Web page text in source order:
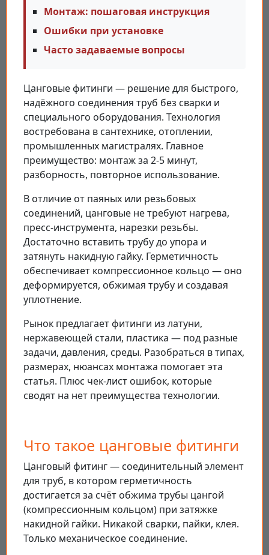
Монтаж: пошаговая инструкция
Ошибки при установке
Часто задаваемые вопросы
Цанговые фитинги — решение для быстрого,
надёжного соединения труб без сварки и
специального оборудования. Технология
востребована в сантехнике, отоплении,
промышленных магистралях. Главное
преимущество: монтаж за 2-5 минут,
разборность, повторное использование.
В отличие от паяных или резьбовых
соединений, цанговые не требуют нагрева,
пресс-инструмента, нарезки резьбы.
Достаточно вставить трубу до упора и
затянуть накидную гайку. Герметичность
обеспечивает компрессионное кольцо — оно
деформируется, обжимая трубу и создавая
уплотнение.
Рынок предлагает фитинги из латуни,
нержавеющей стали, пластика — под разные
задачи, давления, среды. Разобраться в типах,
размерах, нюансах монтажа помогает эта
статья. Плюс чек-лист ошибок, которые
сводят на нет преимущества технологии.
Что такое цанговые фитинги
Цанговый фитинг — соединительный элемент
для труб, в котором герметичность
достигается за счёт обжима трубы цангой
(компрессионным кольцом) при затяжке
накидной гайки. Никакой сварки, пайки, клея.
Только механическое соединение.